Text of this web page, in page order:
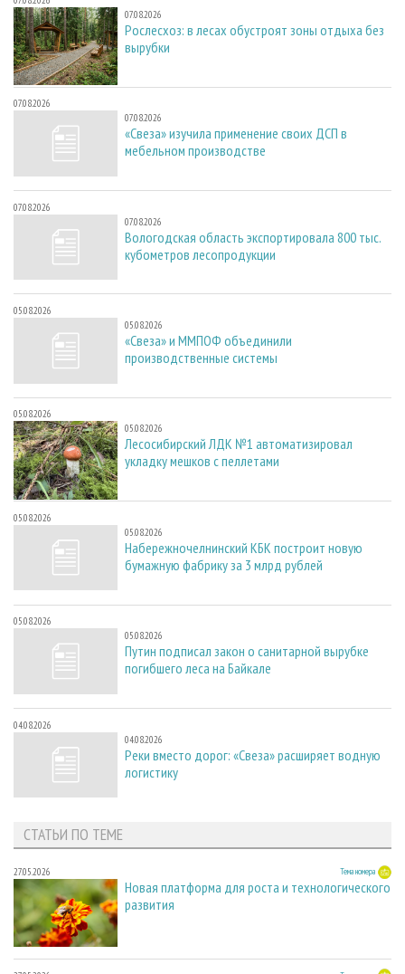
07.08.2026
Рослесхоз: в лесах обустроят зоны отдыха без
вырубки
07.08.2026
07.08.2026
«Свеза» изучила применение своих ДСП в
мебельном производстве
07.08.2026
07.08.2026
Вологодская область экспортировала 800 тыс.
кубометров лесопродукции
05.08.2026
05.08.2026
«Свеза» и ММПОФ объединили
производственные системы
05.08.2026
05.08.2026
Лесосибирский ЛДК №1 автоматизировал
укладку мешков с пеллетами
05.08.2026
05.08.2026
Набережночелнинский КБК построит новую
бумажную фабрику за 3 млрд рублей
05.08.2026
05.08.2026
Путин подписал закон о санитарной вырубке
погибшего леса на Байкале
04.08.2026
04.08.2026
Реки вместо дорог: «Свеза» расширяет водную
логистику
СТАТЬИ ПО ТЕМЕ
27.05.2026 Тема номера
Новая платформа для роста и технологического
развития